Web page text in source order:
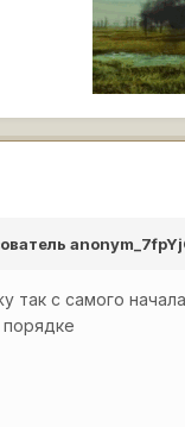
так с самого